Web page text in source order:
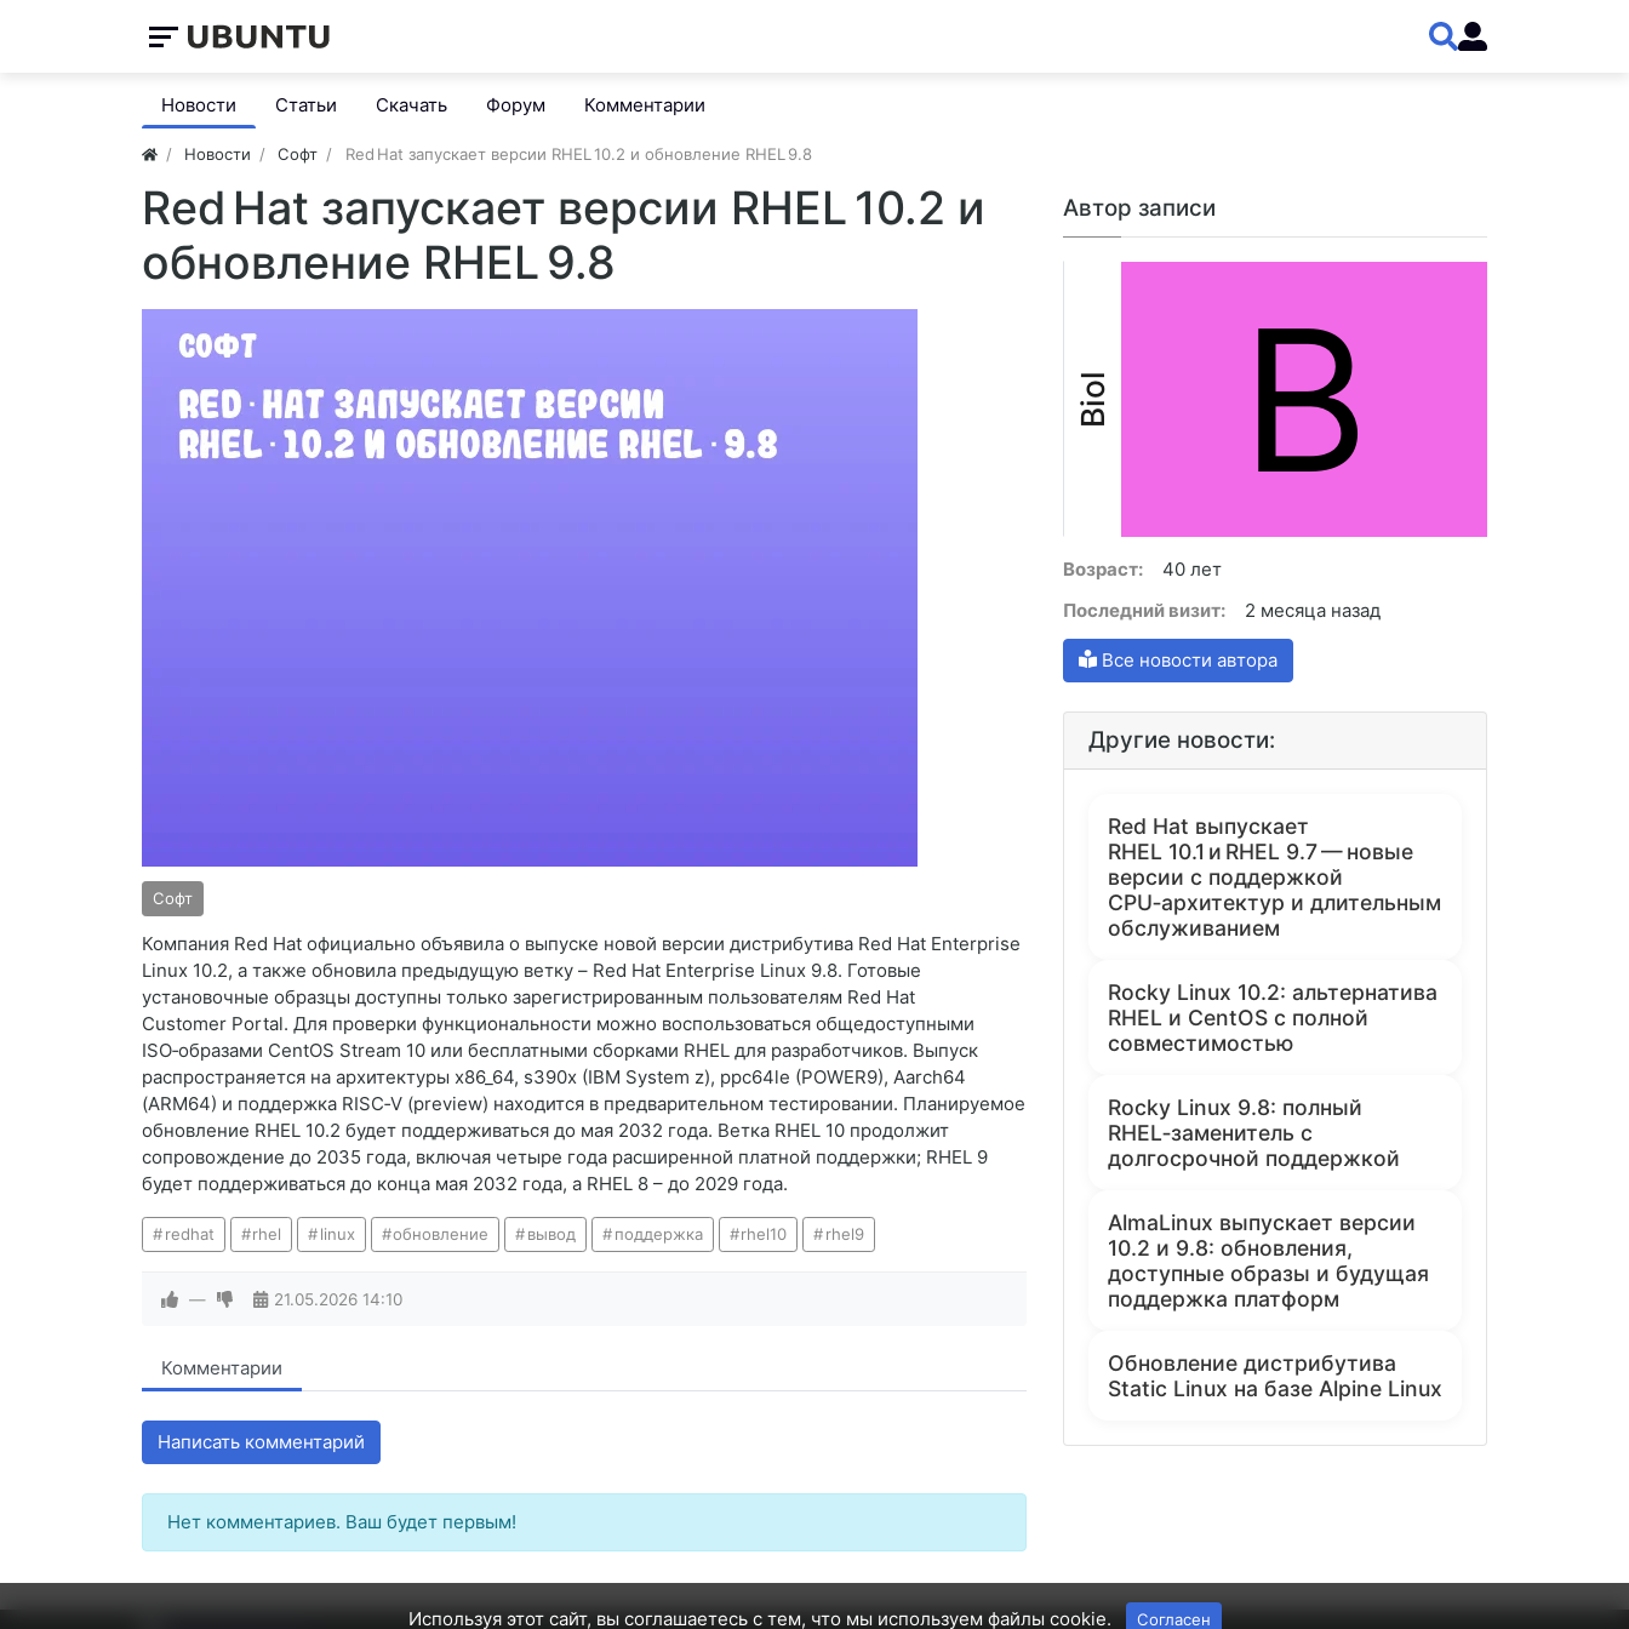
Новости Статьи Скачать Форум Комментарии
Новости Софт Red Hat запускает версии RHEL 10.2 и обновление RHEL 9.8
Red Hat запускает версии RHEL 10.2 и
обновление RHEL 9.8
Софт
Компания Red Hat официально объявила о выпуске новой версии дистрибутива Red Hat Enterprise
Linux 10.2, а также обновила предыдущую ветку – Red Hat Enterprise Linux 9.8. Готовые
установочные образцы доступны только зарегистрированным пользователям Red Hat
Customer Portal. Для проверки функциональности можно воспользоваться общедоступными
ISO‑образами CentOS Stream 10 или бесплатными сборками RHEL для разработчиков. Выпуск
распространяется на архитектуры x86_64, s390x (IBM System z), ppc64le (POWER9), Aarch64
(ARM64) и поддержка RISC‑V (preview) находится в предварительном тестировании. Планируемое
обновление RHEL 10.2 будет поддерживаться до мая 2032 года. Ветка RHEL 10 продолжит
сопровождение до 2035 года, включая четыре года расширенной платной поддержки; RHEL 9
будет поддерживаться до конца мая 2032 года, а RHEL 8 – до 2029 года.
redhat rhel linux обновление вывод поддержка rhel10 rhel9
— 21.05.2026 14:10
Комментарии
Написать комментарий
Нет комментариев. Ваш будет первым!
Автор записи
Biol B
Возраст:
40 лет
Последний визит:
2 месяца назад
Все новости автора
Другие новости:
Red Hat выпускает
RHEL 10.1 и RHEL 9.7 — новые
версии с поддержкой
CPU‑архитектур и длительным
обслуживанием
Rocky Linux 10.2: альтернатива
RHEL и CentOS с полной
совместимостью
Rocky Linux 9.8: полный
RHEL‑заменитель с
долгосрочной поддержкой
AlmaLinux выпускает версии
10.2 и 9.8: обновления,
доступные образы и будущая
поддержка платформ
Обновление дистрибутива
Static Linux на базе Alpine Linux
Используя этот сайт, вы соглашаетесь с тем, что мы используем файлы cookie. Согласен